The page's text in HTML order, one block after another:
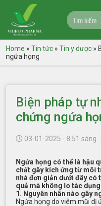
Home » Tin tức » Tin y dược »
ngứa họng
Biện pháp tự
chứng ngứa
03-01-2025 - 8:51 sáng
Ngứa họng có thể là hậu
chất gây kích ứng từ môi
nhà đơn giản dưới đây có
quả mà không lo tác dụng
1. Nguyên nhân nào gây
Ngứa họng do viêm mũi dị